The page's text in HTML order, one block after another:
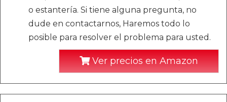
o estantería. Si tiene alguna pregunta, no
dude en contactarnos, Haremos todo lo
posible para resolver el problema para usted.
Ver precios en Amazon